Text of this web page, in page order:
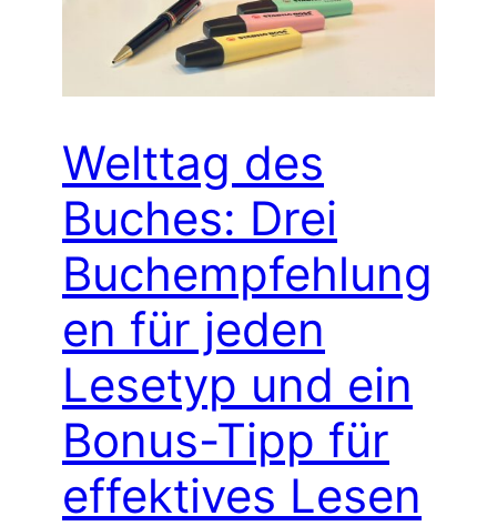
Welttag des
Buches: Drei
Buchempfehlung
en für jeden
Lesetyp und ein
Bonus-Tipp für
effektives Lesen